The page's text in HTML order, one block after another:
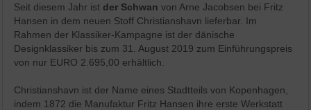
Seit diesem Jahr ist der Schwan von Arne Jacobsen bei Fritz
Hansen in dem neuen Stoff Christianshavn lieferbar. Im
Rahmen der Klassiker-Kampagne ist der dänische
Designklassiker bis zum 31. August 2019 zum Einführungspreis
von nur EURO 2.695,00 erhältlich.
Christianshavn ist der Name eines Stadtteils von Kopenhagen,
indem 1872 die Manufaktur Fritz Hansen ihre erste Werkstatt